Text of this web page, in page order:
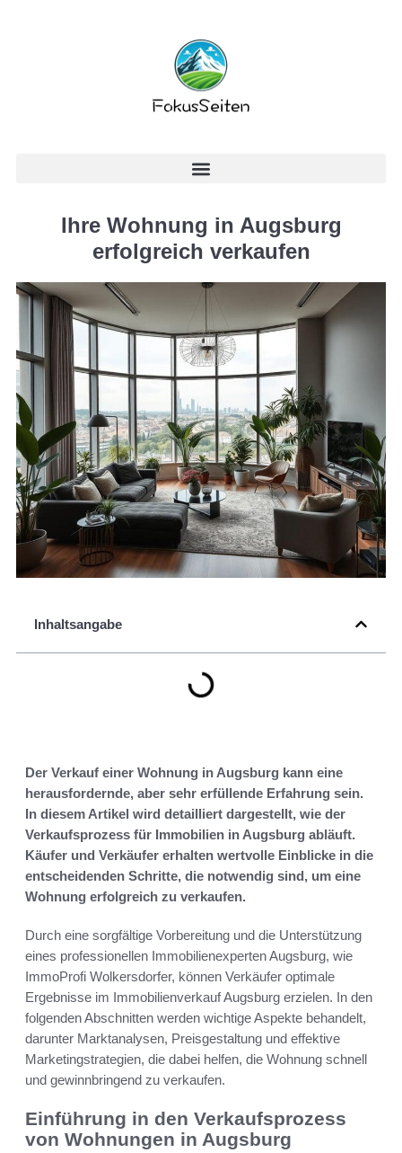
Ihre Wohnung in Augsburg
erfolgreich verkaufen
Inhaltsangabe
Der Verkauf einer Wohnung in Augsburg kann eine
herausfordernde, aber sehr erfüllende Erfahrung sein.
In diesem Artikel wird detailliert dargestellt, wie der
Verkaufsprozess für Immobilien in Augsburg abläuft.
Käufer und Verkäufer erhalten wertvolle Einblicke in die
entscheidenden Schritte, die notwendig sind, um eine
Wohnung erfolgreich zu verkaufen.
Durch eine sorgfältige Vorbereitung und die Unterstützung
eines professionellen Immobilienexperten Augsburg, wie
ImmoProfi Wolkersdorfer, können Verkäufer optimale
Ergebnisse im Immobilienverkauf Augsburg erzielen. In den
folgenden Abschnitten werden wichtige Aspekte behandelt,
darunter Marktanalysen, Preisgestaltung und effektive
Marketingstrategien, die dabei helfen, die Wohnung schnell
und gewinnbringend zu verkaufen.
Einführung in den Verkaufsprozess
von Wohnungen in Augsburg